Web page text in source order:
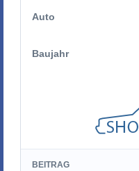
Auto
Baujahr
BEITRAG